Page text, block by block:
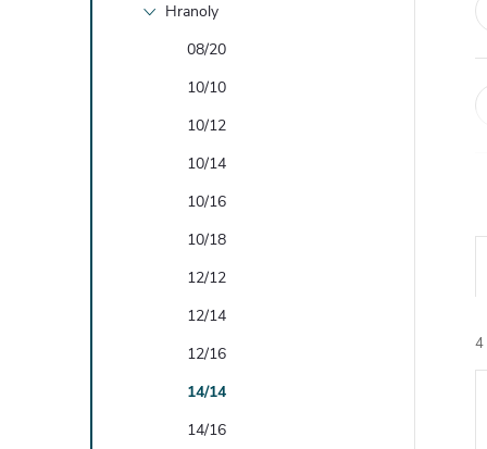
Hranoly
08/20
10/10
10/12
10/14
10/16
10/18
12/12
12/14
12/16
14/14
14/16
a4